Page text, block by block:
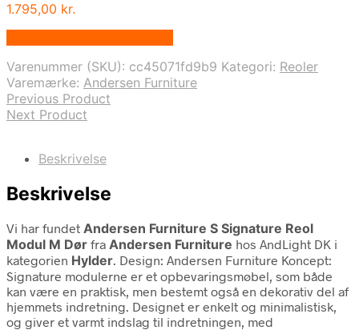
1.795,00 kr.
Varenummer (SKU): cc45071fd9b9 Kategori: Reoler
Varemærke: Andersen Furniture
Previous Product
Next Product
Beskrivelse
Beskrivelse
Vi har fundet Andersen Furniture S Signature Reol
Modul M Dør fra Andersen Furniture hos AndLight DK i
kategorien Hylder. Design: Andersen Furniture Koncept:
Signature modulerne er et opbevaringsmøbel, som både
kan være en praktisk, men bestemt også en dekorativ del af
hjemmets indretning. Designet er enkelt og minimalistisk,
og giver et varmt indslag til indretningen, med